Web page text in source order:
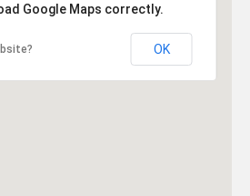
Google Maps correctly.
OK